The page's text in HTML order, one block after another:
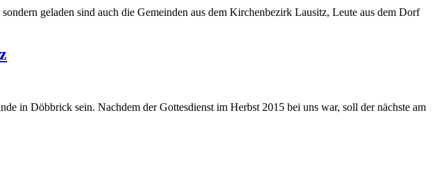
geladen sind auch die Gemeinden aus dem Kirchenbezirk Lausitz, Leute aus dem Dorf
in Döbbrick sein. Nachdem der Gottesdienst im Herbst 2015 bei uns war, soll der nächste am